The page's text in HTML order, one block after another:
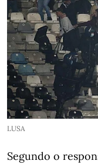
LUSA
Segundo o